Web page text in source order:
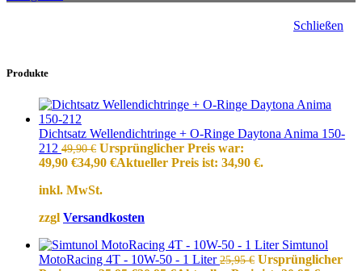
Schließen
Produkte
Dichtsatz Wellendichtringe + O-Ringe Daytona Anima 150-
212 49,90€ Ursprünglicher Preis war:
49,90 €34,90 €Aktueller Preis ist: 34,90 €.
inkl. MwSt.
zzgl Versandkosten
Simtunol
MotoRacing 4T - 10W-50 - 1 Liter25,95€ Ursprünglicher